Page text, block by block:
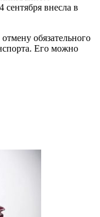
сентября внесла в
обязательного
Его можно